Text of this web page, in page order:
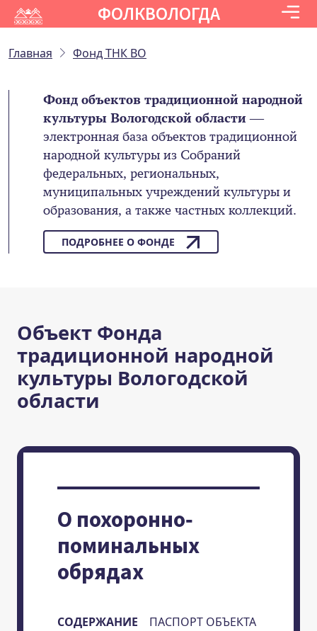
ФОЛКВОЛОГДА
Главная Фонд ТНК ВО
Фонд объектов традиционной народной
культуры Вологодской области—
электронная база объектов традиционной
народной культуры из Собраний
федеральных, региональных,
муниципальных учреждений культуры и
образования, а также частных коллекций.
ПОДРОБНЕЕ О ФОНДЕ
Объект Фонда
традиционной народной
культуры Вологодской
области
О похоронно-
поминальных
обрядах
СОДЕРЖАНИЕ ПАСПОРТ ОБЪЕКТА